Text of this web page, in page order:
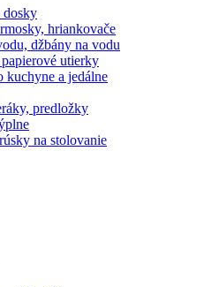
dosky
hriankovače
džbány na vodu
utierky
kuchyne a jedálne
predložky
na stolovanie